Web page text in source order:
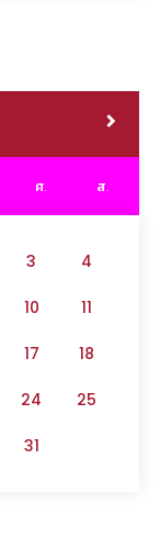
ศ. ส.
3 4
10 11
17 18
24 25
31